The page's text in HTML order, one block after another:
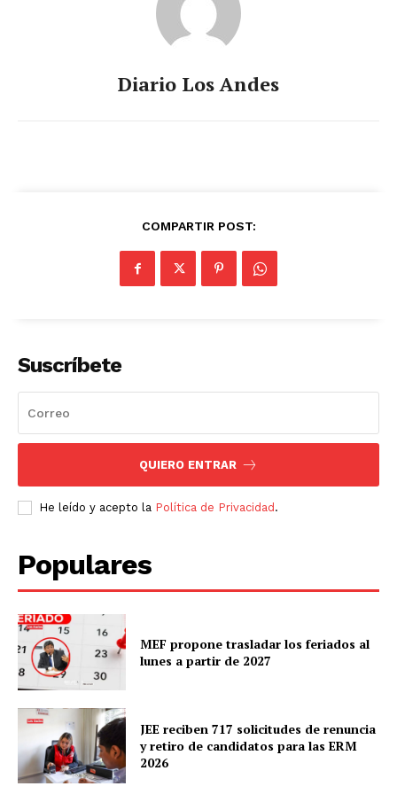
Diario los Andes
Diario Los Andes
COMPARTIR POST:
Suscríbete
QUIERO ENTRAR
He leído y acepto la Política de Privacidad .
Populares
MEF propone trasladar los feriados al
lunes a partir de 2027
JEE reciben 717 solicitudes de renuncia
y retiro de candidatos para las ERM
2026